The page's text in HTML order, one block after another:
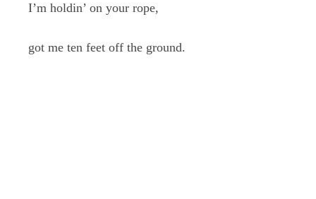
I’m holdin’ on your rope,
got me ten feet off the ground.